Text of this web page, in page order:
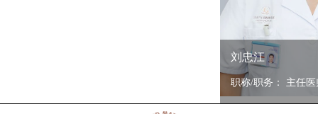
刘忠江
职称/职务： 主任